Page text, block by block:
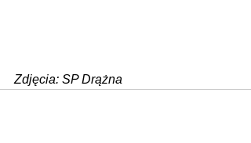
Zdjęcia: SP Drążna